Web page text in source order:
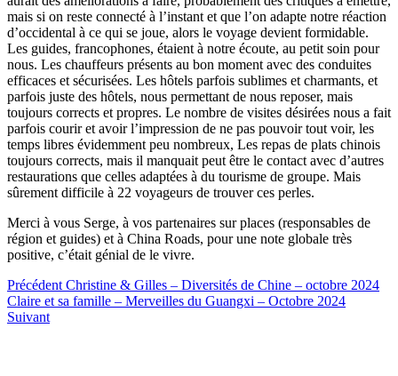
mais si on reste connecté à l’instant et que l’on adapte notre réaction
d’occidental à ce qui se joue, alors le voyage devient formidable.
Les guides, francophones, étaient à notre écoute, au petit soin pour
nous. Les chauffeurs présents au bon moment avec des conduites
efficaces et sécurisées. Les hôtels parfois sublimes et charmants, et
parfois juste des hôtels, nous permettant de nous reposer, mais
toujours corrects et propres. Le nombre de visites désirées nous a fait
parfois courir et avoir l’impression de ne pas pouvoir tout voir, les
temps libres évidemment peu nombreux, Les repas de plats chinois
toujours corrects, mais il manquait peut être le contact avec d’autres
restaurations que celles adaptées à du tourisme de groupe. Mais
sûrement difficile à 22 voyageurs de trouver ces perles.
Merci à vous Serge, à vos partenaires sur places (responsables de
région et guides) et à China Roads, pour une note globale très
positive, c’était génial de le vivre.
Précédent Christine & Gilles – Diversités de Chine – octobre 2024
Claire et sa famille – Merveilles du Guangxi – Octobre 2024
Suivant